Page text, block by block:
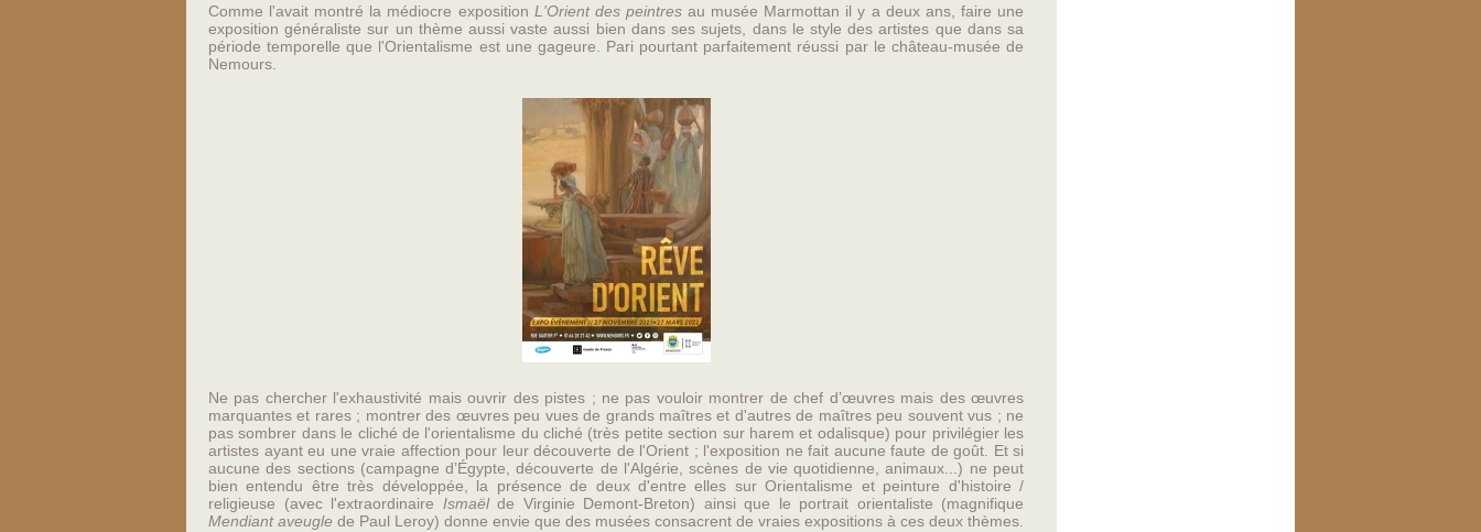
Comme l'avait montré la médiocre exposition L'Orient des peintresau musée Marmottan il y a deux ans, faire une
exposition généraliste sur un thème aussi vaste aussi bien dans ses sujets, dans le style des artistes que dans sa
période temporelle que l'Orientalisme est une gageure. Pari pourtant parfaitement réussi par le château-musée de
Nemours.
Ne pas chercher l'exhaustivité mais ouvrir des pistes ; ne pas vouloir montrer de chef d’œuvres mais des œuvres
marquantes et rares ; montrer des œuvres peu vues de grands maîtres et d'autres de maîtres peu souvent vus ; ne
pas sombrer dans le cliché de l'orientalisme du cliché (très petite section sur harem et odalisque) pour privilégier les
artistes ayant eu une vraie affection pour leur découverte de l'Orient ; l'exposition ne fait aucune faute de goût. Et si
aucune des sections (campagne d’Égypte, découverte de l'Algérie, scènes de vie quotidienne, animaux...) ne peut
bien entendu être très développée, la présence de deux d'entre elles sur Orientalisme et peinture d'histoire /
religieuse (avec l'extraordinaire Ismaëlde Virginie Demont-Breton) ainsi que le portrait orientaliste (magnifique
Mendiant aveugle de Paul Leroy) donne envie que des musées consacrent de vraies expositions à ces deux thèmes.